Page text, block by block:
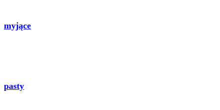
myjące
pasty